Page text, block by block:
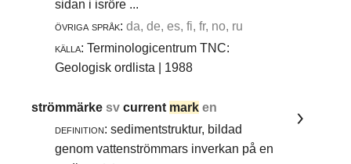
sidan i isröre ...
övriga språk: da, de, es, fi, fr, no, ru
källa: Terminologicentrum TNC:
Geologisk ordlista | 1988
strömmärkesvcurrent mark en
definition: sedimentstruktur, bildad
genom vattenströmmars inverkan på en